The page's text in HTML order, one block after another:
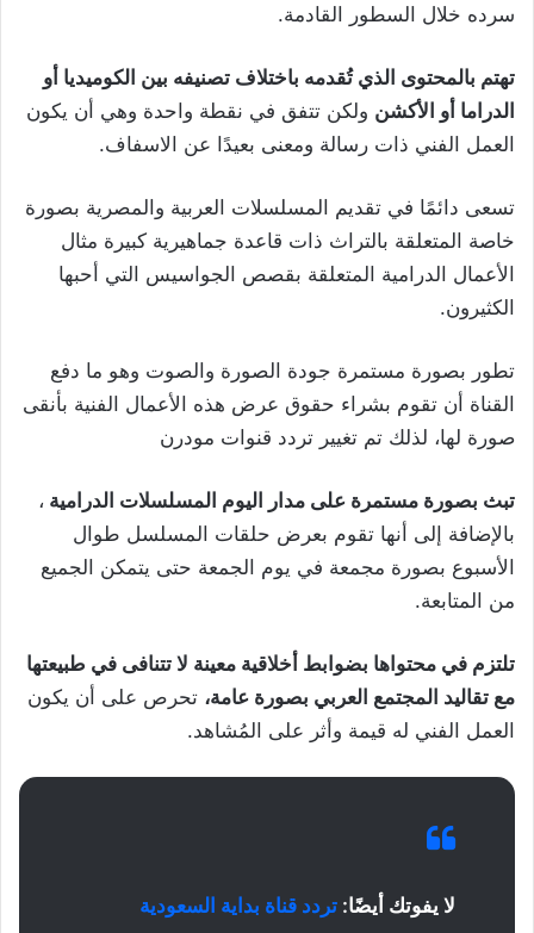
سرده خلال السطور القادمة.
تهتم بالمحتوى الذي تُقدمه باختلاف تصنيفه بين الكوميديا أو
الدراما أو الأكشن ولكن تتفق في نقطة واحدة وهي أن يكون
العمل الفني ذات رسالة ومعنى بعيدًا عن الاسفاف.
تسعى دائمًا في تقديم المسلسلات العربية والمصرية بصورة
خاصة المتعلقة بالتراث ذات قاعدة جماهيرية كبيرة مثال
الأعمال الدرامية المتعلقة بقصص الجواسيس التي أحبها
الكثيرون.
تطور بصورة مستمرة جودة الصورة والصوت وهو ما دفع
القناة أن تقوم بشراء حقوق عرض هذه الأعمال الفنية بأنقى
صورة لها، لذلك تم تغيير تردد قنوات مودرن
تبث بصورة مستمرة على مدار اليوم المسلسلات الدرامية ،
بالإضافة إلى أنها تقوم بعرض حلقات المسلسل طوال
الأسبوع بصورة مجمعة في يوم الجمعة حتى يتمكن الجميع
من المتابعة.
تلتزم في محتواها بضوابط أخلاقية معينة لا تتنافى في طبيعتها
مع تقاليد المجتمع العربي بصورة عامة، تحرص على أن يكون
العمل الفني له قيمة وأثر على المُشاهد.
لا يفوتك أيضًا: تردد قناة بداية السعودية